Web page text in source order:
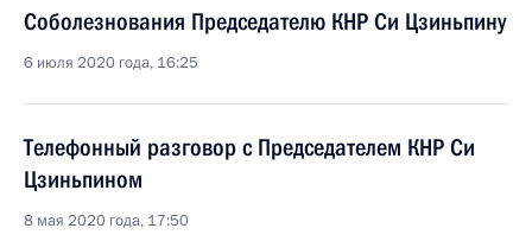
Соболезнования Председателю КНР Си Цзиньпину
6 июля 2020 года, 16:25
Телефонный разговор с Председателем КНР Си
Цзиньпином
8 мая 2020 года, 17:50